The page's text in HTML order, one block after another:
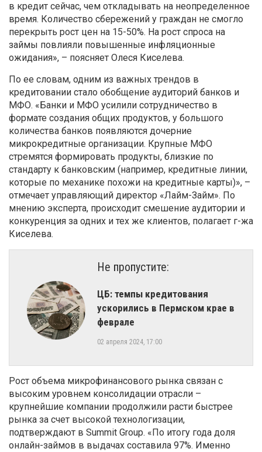
в кредит сейчас, чем откладывать на неопределенное
время. Количество сбережений у граждан не смогло
перекрыть рост цен на 15-50%. На рост спроса на
займы повлияли повышенные инфляционные
ожидания», – поясняет Олеся Киселева.
По ее словам, одним из важных трендов в
кредитовании стало обобщение аудиторий банков и
МФО. «Банки и МФО усилили сотрудничество в
формате создания общих продуктов, у большого
количества банков появляются дочерние
микрокредитные организации. Крупные МФО
стремятся формировать продукты, близкие по
стандарту к банковским (например, кредитные линии,
которые по механике похожи на кредитные карты)», –
отмечает управляющий директор «Лайм-Займ». По
мнению эксперта, происходит смешение аудитории и
конкуренция за одних и тех же клиентов, полагает г-жа
Киселева.
Не пропустите:
​ЦБ: темпы кредитования
ускорились в Пермском крае в
феврале
02 апреля 2024, 17:00
Рост объема микрофинансового рынка связан с
высоким уровнем консолидации отрасли –
крупнейшие компании продолжили расти быстрее
рынка за счет высокой технологизации,
подтверждают в Summit Group. «По итогу года доля
онлайн-займов в выдачах составила 97%. Именно